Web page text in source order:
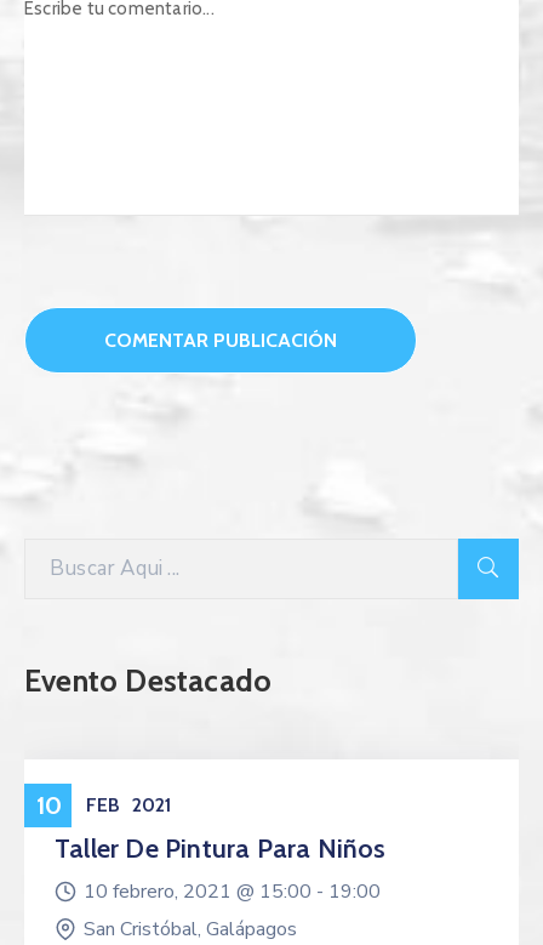
Evento Destacado
10 FEB 2021
Eventos
Taller De Pintura Para Niños
10 febrero, 2021 @ 15:00 - 19:00
San Cristóbal, Galápagos